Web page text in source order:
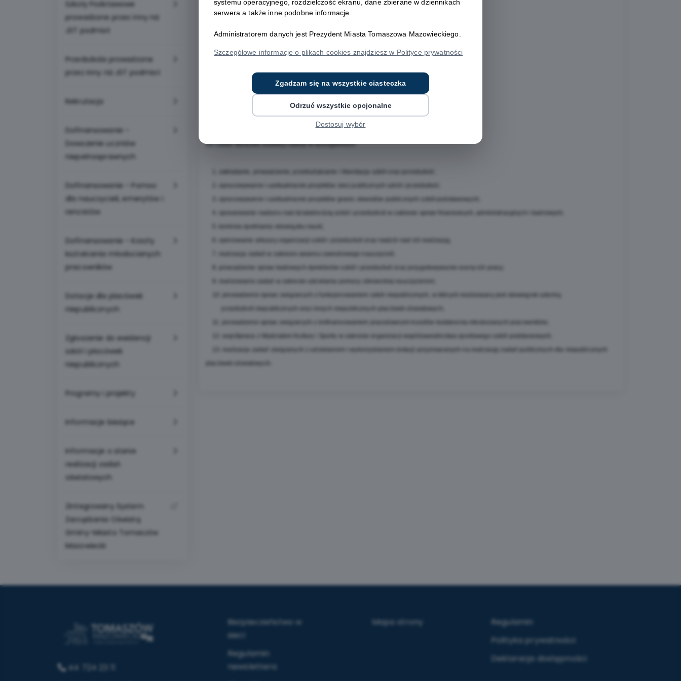
Szkoły Podstawowe
prowadzone przez inny niż
JST podmiot
Przedszkola prowadzone
przez inny niż JST podmiot
Rekrutacja
Dofinansowanie -
Dowożenie uczniów
niepełnosprawnych
Dofinansowanie - Pomoc
dla nauczycieli, emerytów i
rencistów
Dofinansowanie - Koszty
kształcenia młodocianych
pracowników
Dotacje dla placówek
niepublicznych
Zgłoszenie do ewidencji
szkół i placówek
niepublicznych
Programy i projekty
Informacje bieżące
Informacje o stanie
realizacji zadań
oświatowych
Zintegrowany System
Zarządzania Oświatą
Gminy-Miasto Tomaszów
Mazowiecki
tel. 44 724 45 51
44 726 25 73
44 726 25 40
we@tomaszow-maz.pl
Dyrektor wydziału: Iwona Sudak
tel. 44 726 25 72, 44 724 23 11 wew. 572
Do zadań Wydziału Edukacji należy w szczególności:
44 724 23 11
Bezpieczeństwo w
sieci
Regulamin
newslettera
Mapa strony
Regulamin
Polityka prywatności
Deklaracja dostępności
systemu operacyjnego, rozdzielczość ekranu, dane zbierane w dziennikach
serwera a także inne podobne informacje.
Administratorem danych jest Prezydent Miasta Tomaszowa Mazowieckiego.
Szczegółowe informacje o plikach cookies znajdziesz w Polityce prywatności
Zgadzam się na wszystkie ciasteczka
Odrzuć wszystkie opcjonalne
Dostosuj wybór